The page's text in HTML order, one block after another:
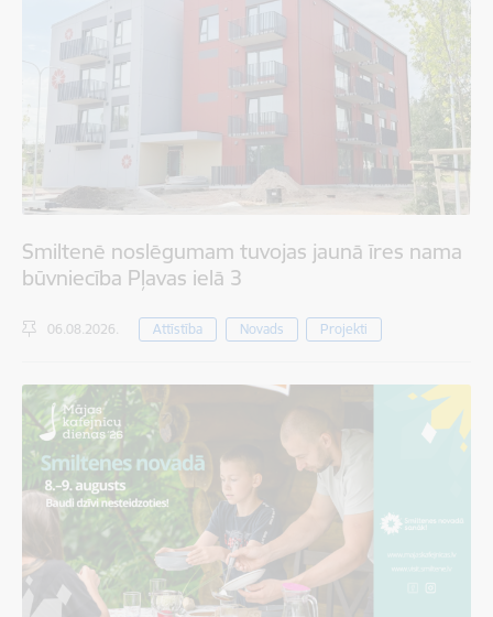
Smiltenē noslēgumam tuvojas jaunā īres nama
būvniecība Pļavas ielā 3
06.08.2026. Attīstība Novads Projekti